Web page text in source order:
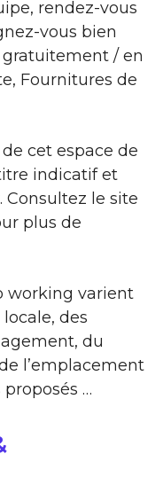
rendez-vous
vous bien
/ en
Fournitures de
cet espace de
indicatif et
Consultez le site
plus de
working varient
des
du
l’emplacement
…